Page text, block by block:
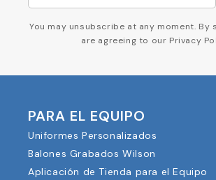
You may unsubscribe at any moment. By
are agreeing to our Privacy
PARA EL EQUIPO
Uniformes Personalizados
Balones Grabados Wilson
Aplicación de Tienda para el Equipo